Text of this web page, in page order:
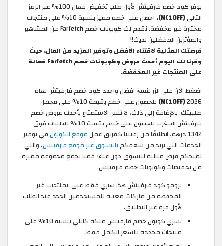
يوفر كود خصم فارفيتش لأول طلب تخفيض فعال 100% عبر الرمز
التالي(NC10FF).
احصل على خصم مميز بنسبة 10% على منتجات
مختارة غير مخفضة. نقدم لك كوبونات خصم Farfetch من المشاهير
والمؤثرين المفضلين لديك!!
فرصتك المثالية لاقتناء الأفضل وتوفير المزيد من المال، حيث
وفرنا لك اليوم أحدث عروض وكوبونات خصم Farfetch فعالة
على المنتجات غير المخفضة.
اضغط الآن على الزر لنسخ افضل واجدد كود خصم فارفيتش لعام
2026
(NC10FF)
للحصول على خصم بقيمة 10% على مجمل
طلبيتك. بالإضافة إلى ذلك، لا تنس الاستمتاع بأحدث عروض خصم
فارفيتش المغرب للحصول على خصم بقيمة 10% للطلبات فوق
1342 درهم. انطلاقًا من رغبتنا كفريق عمل
موقع الكوبونفي توفير
الخدمات التي تزيد من شغفكم بالتسوق عبر موقع فارفيتش، والتي
تمنحكم فرص مثالية للتسوق دون عناء؛ قمنا بجمع مجموعة مميزة
من تخفيضات وكوبونات خصم فارفيتش.
برومو كود فارفيتش هذا ساري فقط على المنتجات غير
المخفضة من ماركات معينة للمستخدمين الجدد عند الطلب
لأول مرة عبر التطبيق.
يسري كوبون خصم فارفيتش ملكة كابلي بنسبة 10% على
منتجات محددة بالسعر الكامل فقط.